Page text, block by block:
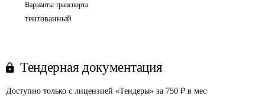
Варианты транспорта
тентованный
Тендерная документация
Доступно только с лицензией «Тендеры» за 750 ₽ в мес